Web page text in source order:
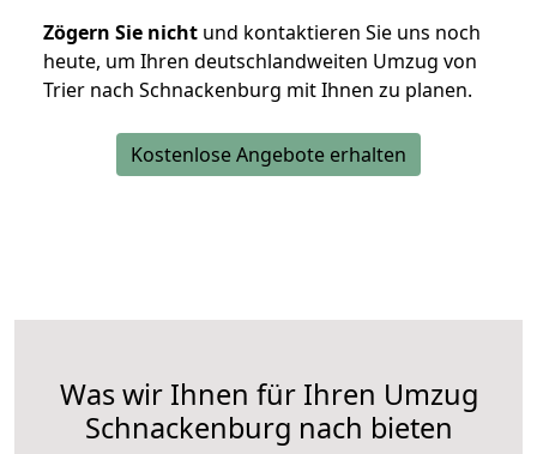
Zögern Sie nicht und kontaktieren Sie uns noch
heute, um Ihren deutschlandweiten Umzug von
Trier nach Schnackenburg mit Ihnen zu planen.
Kostenlose Angebote erhalten
Was wir Ihnen für Ihren Umzug
Schnackenburg nach bieten